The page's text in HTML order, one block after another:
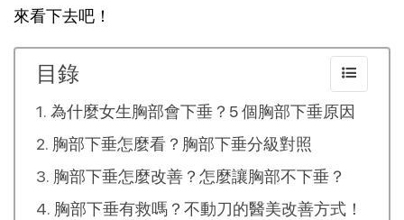
來看下去吧！
目錄
為什麼女生胸部會下垂？5 個胸部下垂原因
胸部下垂怎麼看？胸部下垂分級對照
胸部下垂怎麼改善？怎麼讓胸部不下垂？
胸部下垂有救嗎？不動刀的醫美改善方式！